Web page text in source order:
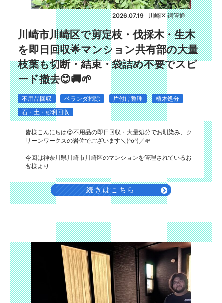
2026.07.19 川崎区 鋼管通
川崎市川崎区で剪定枝・伐採木・生木
を即日回収🌟マンション共有部の大量
枝葉も切断・結束・袋詰め不要でスピ
ード撤去😊🚚🌱
不用品回収 ベランダ掃除 片付け整理
植木処分
石・土・砂利回収
皆様こんにちは😍不用品の即日回収・大量処分でお馴染み、ク
リーンワークスの岩佐でございます＼(^o^)／🌱
今回は神奈川県川崎市川崎区のマンションを管理されているお
客様より
続きはこちら